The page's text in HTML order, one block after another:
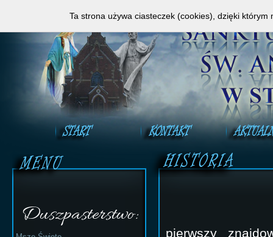
Duszpasterstwo:
pierwszy
Ta strona używa ciasteczek (cookies), dzięki którym